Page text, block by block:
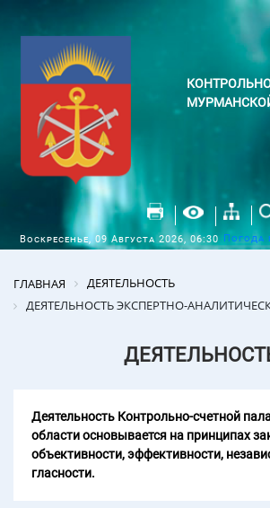
Воскресенье, 09 Августа 2026, 06:30 Погода
ГЛАВНАЯ
ДЕЯТЕЛЬНОСТЬ
ДЕЯТЕЛЬНОСТЬ ЭКСПЕРТНО-
Деятельность Контрольно-счетной
области основывается на принципах
объективности, эффективности,
гласности.